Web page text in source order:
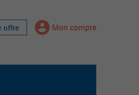
offre Mon compte